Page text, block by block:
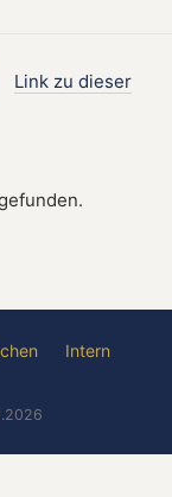
Link zu dieser
Intern